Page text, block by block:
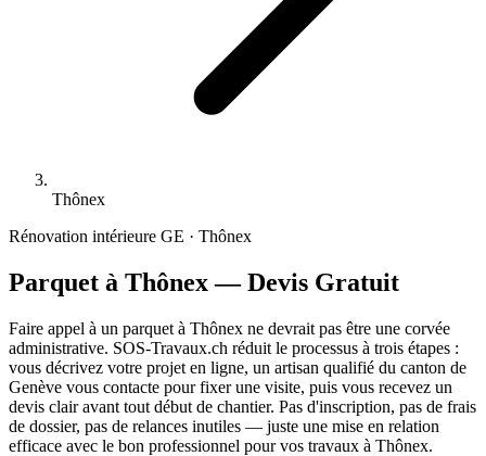
Thônex
Rénovation intérieure GE · Thônex
Parquet à Thônex — Devis Gratuit
Faire appel à un parquet à Thônex ne devrait pas être une corvée
administrative. SOS-Travaux.ch réduit le processus à trois étapes :
vous décrivez votre projet en ligne, un artisan qualifié du canton de
Genève vous contacte pour fixer une visite, puis vous recevez un
devis clair avant tout début de chantier. Pas d'inscription, pas de frais
de dossier, pas de relances inutiles — juste une mise en relation
efficace avec le bon professionnel pour vos travaux à Thônex.